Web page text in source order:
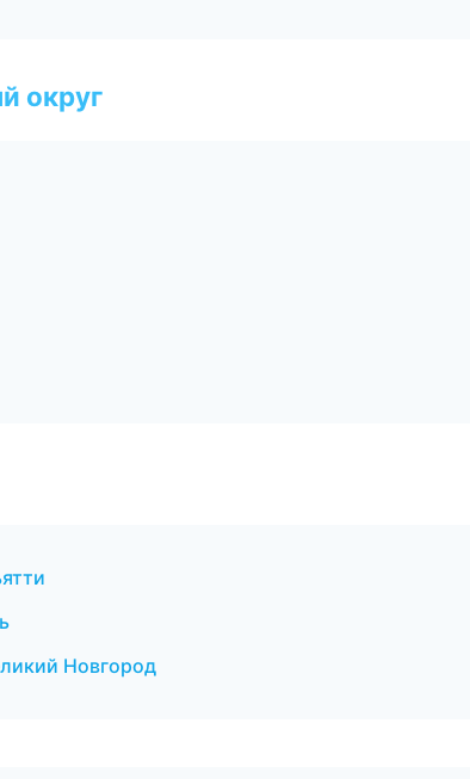
округ
Новгород